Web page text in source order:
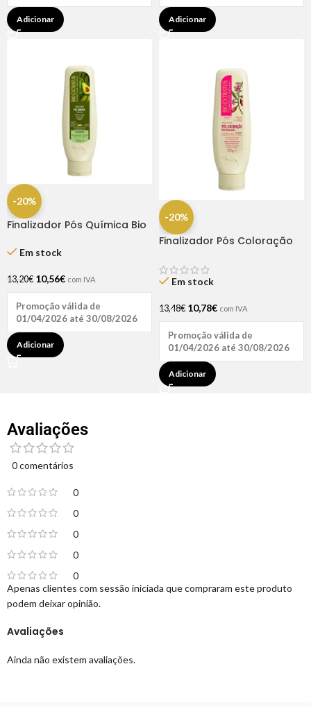
Adicionar Adicionar
-20%
Finalizador Pós Química Bio
Em stock
13,20€ 10,56€ com IVA
Promoção válida de
01/04/2026 até 30/08/2026
Adicionar
-20%
Finalizador Pós Coloração
Em stock
13,48€ 10,78€ com IVA
Promoção válida de
01/04/2026 até 30/08/2026
Adicionar
Avaliações
0 comentários
0
0
0
0
0
Avaliações
Ainda não existem avaliações.
Apenas clientes com sessão iniciada que compraram este produto
podem deixar opinião.